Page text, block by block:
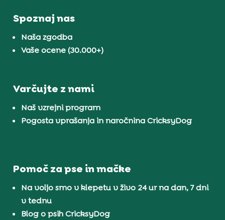
Spoznaj nas
Naša zgodba
Vaše ocene (30.000+)
Varčujte z nami
Naš vzrejni program
Pogosta vprašanja in naročnina CricksyDog
Pomoč za pse in mačke
Na voljo smo v klepetu v živo 24 ur na dan, 7 dni
v tednu
Blog o psih CricksyDog